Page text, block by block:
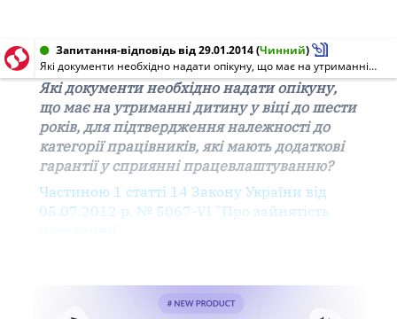
Запитання-відповідь від 29.01.2014(Чинний)
Які документи необхідно надати опікуну, що має на утриманні дитину у віці до шести років, для підтвердження належності до категорії працівників, які мають додаткові гарантії у сприянні працевлаштуванню?
Які документи необхідно надати опікуну,
що має на утриманні дитину у віці до шести
років, для підтвердження належності до
категорії працівників, які мають додаткові
гарантії у сприянні працевлаштуванню?
Частиною 1 статті 14 Закону України від
05.07.2012 р. № 5067-VI "Про зайнятість